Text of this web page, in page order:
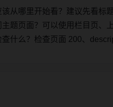
从哪里开始看？建议先看标
题页面？可以使用栏目页、
什么？检查页面 200、